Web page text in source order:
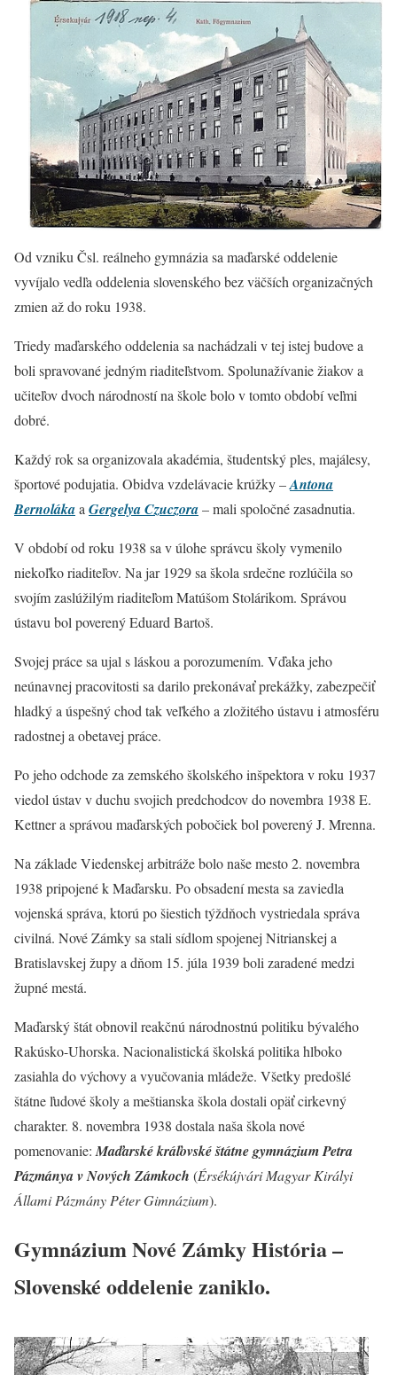
Od vzniku Čsl. reálneho gymnázia sa maďarské oddelenie
vyvíjalo vedľa oddelenia slovenského bez väčších organizačných
zmien až do roku 1938.
Triedy maďarského oddelenia sa nachádzali v tej istej budove a
boli spravované jedným riaditeľstvom. Spolunažívanie žiakov a
učiteľov dvoch národností na škole bolo v tomto období veľmi
dobré.
Každý rok sa organizovala akadémia, študentský ples, majálesy,
športové podujatia. Obidva vzdelávacie krúžky –Antona
Bernolákaa Gergelya Czuczora– mali spoločné zasadnutia.
V období od roku 1938 sa v úlohe správcu školy vymenilo
niekoľko riaditeľov. Na jar 1929 sa škola srdečne rozlúčila so
svojím zaslúžilým riaditeľom Matúšom Stolárikom. Správou
ústavu bol poverený Eduard Bartoš.
Svojej práce sa ujal s láskou a porozumením. Vďaka jeho
neúnavnej pracovitosti sa darilo prekonávať prekážky, zabezpečiť
hladký a úspešný chod tak veľkého a zložitého ústavu i atmosféru
radostnej a obetavej práce.
Po jeho odchode za zemského školského inšpektora v roku 1937
viedol ústav v duchu svojich predchodcov do novembra 1938 E.
Kettner a správou maďarských pobočiek bol poverený J. Mrenna.
Na základe Viedenskej arbitráže bolo naše mesto 2. novembra
1938 pripojené k Maďarsku. Po obsadení mesta sa zaviedla
vojenská správa, ktorú po šiestich týždňoch vystriedala správa
civilná. Nové Zámky sa stali sídlom spojenej Nitrianskej a
Bratislavskej župy a dňom 15. júla 1939 boli zaradené medzi
župné mestá.
Maďarský štát obnovil reakčnú národnostnú politiku bývalého
Rakúsko-Uhorska. Nacionalistická školská politika hlboko
zasiahla do výchovy a vyučovania mládeže. Všetky predošlé
štátne ľudové školy a meštianska škola dostali opäť cirkevný
charakter. 8. novembra 1938 dostala naša škola nové
pomenovanie: Maďarské kráľovské štátne gymnázium Petra
Pázmánya v Nových Zámkoch (Érsékújvári Magyar Királyi
Állami Pázmány Péter Gimnázium).
Gymnázium Nové Zámky História –
Slovenské oddelenie zaniklo.